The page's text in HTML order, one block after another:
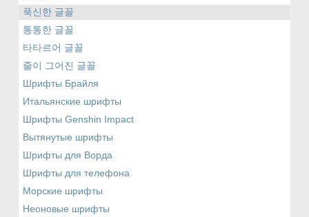
푹신한 글꼴
통통한 글꼴
타타르어 글꼴
줄이 그어진 글꼴
Шрифты Брайля
Итальянские шрифты
Шрифты Genshin Impact
Вытянутые шрифты
Шрифты для Ворда
Шрифты для телефона
Морские шрифты
Неоновые шрифты